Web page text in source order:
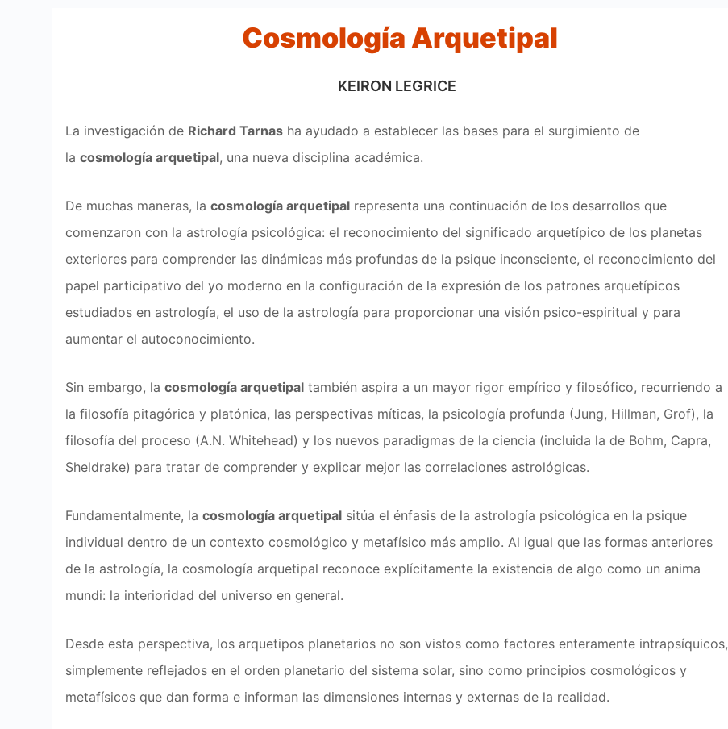
Cosmología Arquetipal
KEIRON LEGRICE
La investigación de Richard Tarnas ha ayudado a establecer las bases para el surgimiento de
la cosmología arquetipal, una nueva disciplina académica.
De muchas maneras, la cosmología arquetipal representa una continuación de los desarrollos que
comenzaron con la astrología psicológica: el reconocimiento del significado arquetípico de los planetas
exteriores para comprender las dinámicas más profundas de la psique inconsciente, el reconocimiento del
papel participativo del yo moderno en la configuración de la expresión de los patrones arquetípicos
estudiados en astrología, el uso de la astrología para proporcionar una visión psico-espiritual y para
aumentar el autoconocimiento.
Sin embargo, la cosmología arquetipal también aspira a un mayor rigor empírico y filosófico, recurriendo a
la filosofía pitagórica y platónica, las perspectivas míticas, la psicología profunda (Jung, Hillman, Grof), la
filosofía del proceso (A.N. Whitehead) y los nuevos paradigmas de la ciencia (incluida la de Bohm, Capra,
Sheldrake) para tratar de comprender y explicar mejor las correlaciones astrológicas.
Fundamentalmente, la cosmología arquetipal sitúa el énfasis de la astrología psicológica en la psique
individual dentro de un contexto cosmológico y metafísico más amplio. Al igual que las formas anteriores
de la astrología, la cosmología arquetipal reconoce explícitamente la existencia de algo como un anima
mundi: la interioridad del universo en general.
Desde esta perspectiva, los arquetipos planetarios no son vistos como factores enteramente intrapsíquicos,
simplemente reflejados en el orden planetario del sistema solar, sino como principios cosmológicos y
metafísicos que dan forma e informan las dimensiones internas y externas de la realidad.